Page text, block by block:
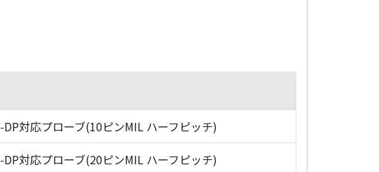
対応プローブ(10ピンMIL ハーフピッチ)
対応プローブ(20ピンMIL ハーフピッチ)